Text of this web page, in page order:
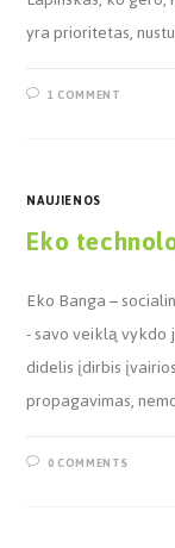
yra prioritetas,
1 COMMENT
NAUJIENOS
Eko
Eko Banga –
- savo veiklą vykdo
didelis įdirbis
propagavimas,
0 COMMENTS